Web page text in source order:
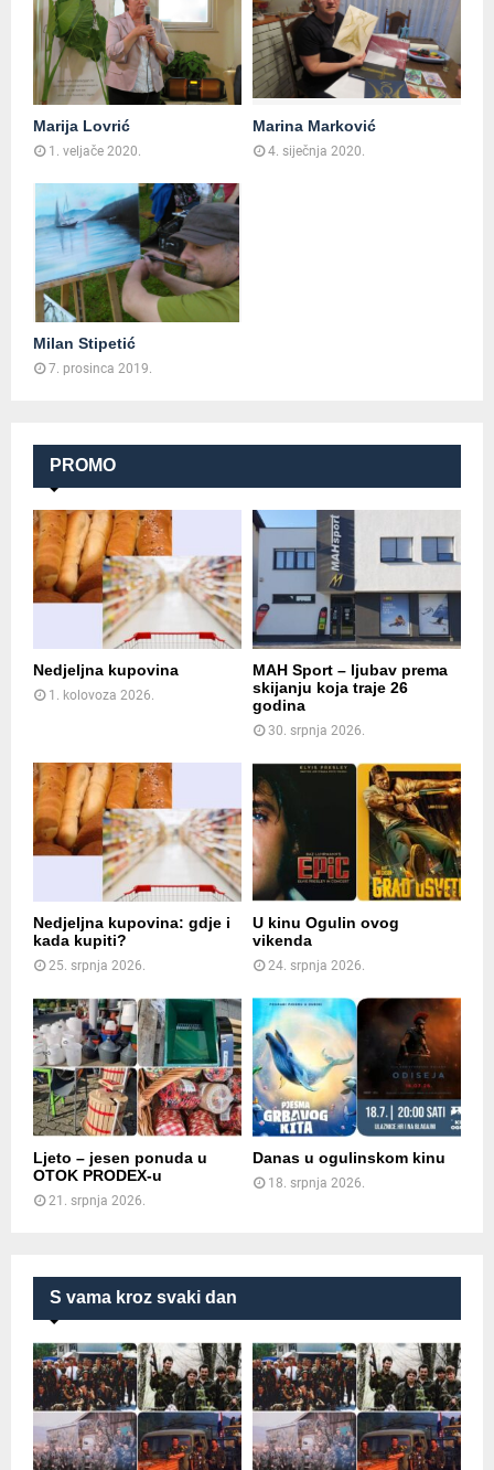
S vama kroz svaki dan
Marija Lovrić
1. veljače 2020.
Marina Marković
4. siječnja 2020.
Milan Stipetić
7. prosinca 2019.
PROMO
Nedjeljna kupovina
1. kolovoza 2026.
MAH Sport – ljubav prema
skijanju koja traje 26
godina
30. srpnja 2026.
Nedjeljna kupovina: gdje i
kada kupiti?
25. srpnja 2026.
U kinu Ogulin ovog
vikenda
24. srpnja 2026.
Ljeto – jesen ponuda u
OTOK PRODEX-u
21. srpnja 2026.
Danas u ogulinskom kinu
18. srpnja 2026.